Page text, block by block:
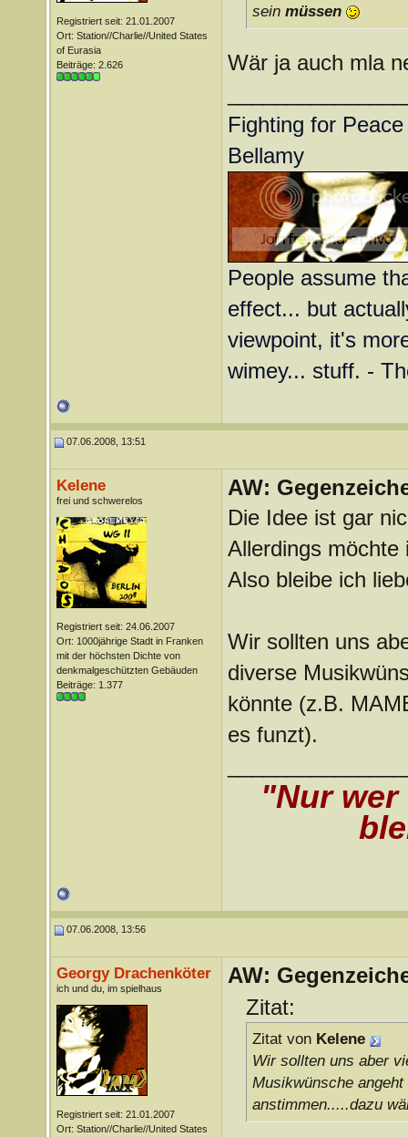
Registriert seit: 21.01.2007
Ort: Station//Charlie//United States
of Eurasia
Beiträge: 2.626
sein müssen
Wär ja auch mla
Fighting for
Bellamy
People assume
effect... but
viewpoint, it's
wimey... stuff. -
07.06.2008, 13:51
Kelene
frei und schwerelos
Registriert seit: 24.06.2007
Ort: 1000jährige Stadt in Franken
mit der höchsten Dichte von
denkmalgeschützten Gebäuden
Beiträge: 1.377
AW:
Die Idee ist gar
Allerdings möchte
Also bleibe ich
Wir sollten uns
diverse
könnte (z.B.
es funzt).
"Nur
07.06.2008, 13:56
Georgy Drachenköter
ich und du, im spielhaus
Registriert seit: 21.01.2007
Ort: Station//Charlie//United States
AW:
Zitat:
Zitat von Kelene
Wir sollten uns aber
Musikwünsche
anstimmen.....dazu